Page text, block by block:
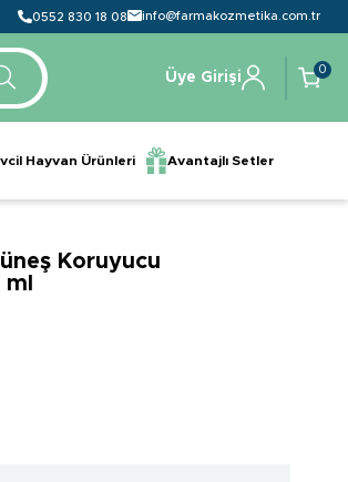
0552 830 18 08 info@farmakozmetika.com.tr
Üye Girişi
0
Hayvan Ürünleri Avantajlı Setler
Koruyucu